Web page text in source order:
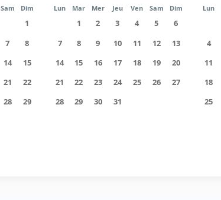
Sam Dim
1
7
8
14
15
21
22
28
29
Lun Mar Mer Jeu Ven Sam Dim
1 2 3 4 5
6
7
8 9 10 11 12
13
14
15 16 17 18 19
20
21
22 23 24 25 26
27
28
29 30 31
Lun
4
11
18
25